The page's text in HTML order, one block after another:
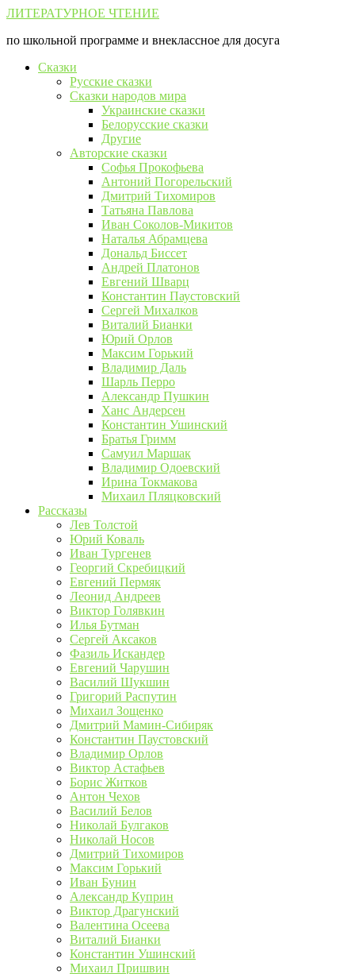
Перейти
контенту
ЛИТЕРАТУРНОЕ ЧТЕНИЕ
по школьной программе и внеклассное для досуга
Сказки
Русские сказки
Сказки народов мира
Украинские сказки
Белорусские сказки
Другие
Авторские сказки
Софья Прокофьева
Антоний Погорельский
Дмитрий Тихомиров
Татьяна Павлова
Иван Соколов-Микитов
Наталья Абрамцева
Дональд Биссет
Андрей Платонов
Евгений Шварц
Константин Паустовский
Сергей Михалков
Виталий Бианки
Юрий Орлов
Максим Горький
Владимир Даль
Шарль Перро
Александр Пушкин
Ханс Андерсен
Константин Ушинский
Братья Гримм
Самуил Маршак
Владимир Одоевский
Ирина Токмакова
Михаил Пляцковский
Рассказы
Лев Толстой
Юрий Коваль
Иван Тургенев
Георгий Скребицкий
Евгений Пермяк
Леонид Андреев
Виктор Голявкин
Илья Бутман
Сергей Аксаков
Фазиль Искандер
Евгений Чарушин
Василий Шукшин
Григорий Распутин
Михаил Зощенко
Дмитрий Мамин-Сибиряк
Константин Паустовский
Владимир Орлов
Виктор Астафьев
Борис Житков
Антон Чехов
Василий Белов
Николай Булгаков
Николай Носов
Дмитрий Тихомиров
Максим Горький
Иван Бунин
Александр Куприн
Виктор Драгунский
Валентина Осеева
Виталий Бианки
Константин Ушинский
Михаил Пришвин